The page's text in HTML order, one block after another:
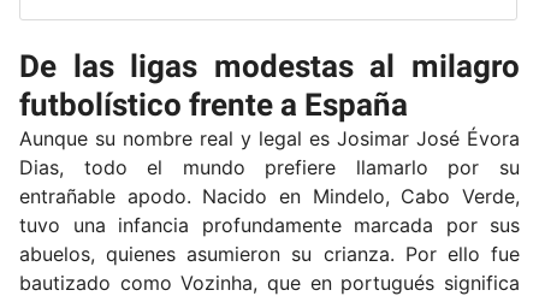
De las ligas modestas al milagro
futbolístico frente a España
Aunque su nombre real y legal es Josimar José Évora
Dias, todo el mundo prefiere llamarlo por su
entrañable apodo. Nacido en Mindelo, Cabo Verde,
tuvo una infancia profundamente marcada por sus
abuelos, quienes asumieron su crianza. Por ello fue
bautizado como Vozinha, que en portugués significa